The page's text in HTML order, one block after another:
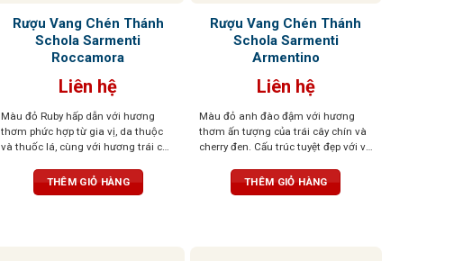
Rượu Vang Chén Thánh
Schola Sarmenti
Roccamora
Liên hệ
Màu đỏ Ruby hấp dẫn với hương
thơm phức hợp từ gia vị, da thuộc
và thuốc lá, cùng với hương trái cây
tannin dịu nhẹ, và dư vị hơi đắng
kéo dài, để lại ấn tượng khó quên
THÊM GIỎ HÀNG
Rượu Vang Chén Thánh
Schola Sarmenti
Armentino
Liên hệ
Màu đỏ anh đào đậm với hương
thơm ấn tượng của trái cây chín và
cherry đen. Cấu trúc tuyệt đẹp với vị
trưởng thành và dẻo dai
THÊM GIỎ HÀNG